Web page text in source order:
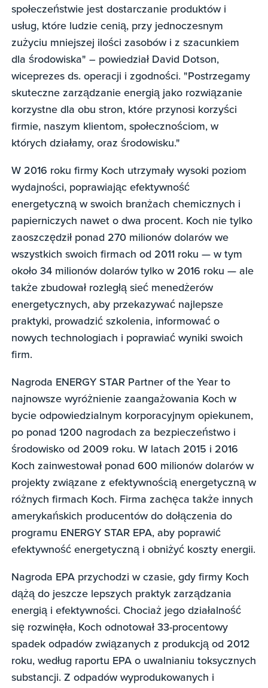
społeczeństwie jest dostarczanie produktów i
usług, które ludzie cenią, przy jednoczesnym
zużyciu mniejszej ilości zasobów i z szacunkiem
dla środowiska" – powiedział David Dotson,
wiceprezes ds. operacji i zgodności. "Postrzegamy
skuteczne zarządzanie energią jako rozwiązanie
korzystne dla obu stron, które przynosi korzyści
firmie, naszym klientom, społecznościom, w
których działamy, oraz środowisku."
W 2016 roku firmy Koch utrzymały wysoki poziom
wydajności, poprawiając efektywność
energetyczną w swoich branżach chemicznych i
papierniczych nawet o dwa procent. Koch nie tylko
zaoszczędził ponad 270 milionów dolarów we
wszystkich swoich firmach od 2011 roku — w tym
około 34 milionów dolarów tylko w 2016 roku — ale
także zbudował rozległą sieć menedżerów
energetycznych, aby przekazywać najlepsze
praktyki, prowadzić szkolenia, informować o
nowych technologiach i poprawiać wyniki swoich
firm.
Nagroda ENERGY STAR Partner of the Year to
najnowsze wyróżnienie zaangażowania Koch w
bycie odpowiedzialnym korporacyjnym opiekunem,
po ponad 1200 nagrodach za bezpieczeństwo i
środowisko od 2009 roku. W latach 2015 i 2016
Koch zainwestował ponad 600 milionów dolarów w
projekty związane z efektywnością energetyczną w
różnych firmach Koch. Firma zachęca także innych
amerykańskich producentów do dołączenia do
programu ENERGY STAR EPA, aby poprawić
efektywność energetyczną i obniżyć koszty energii.
Nagroda EPA przychodzi w czasie, gdy firmy Koch
dążą do jeszcze lepszych praktyk zarządzania
energią i efektywności. Chociaż jego działalność
się rozwinęła, Koch odnotował 33-procentowy
spadek odpadów związanych z produkcją od 2012
roku, według raportu EPA o uwalnianiu toksycznych
substancji. Z odpadów wyprodukowanych i